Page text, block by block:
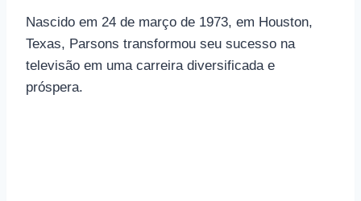
Nascido em 24 de março de 1973, em Houston,
Texas, Parsons transformou seu sucesso na
televisão em uma carreira diversificada e
próspera.